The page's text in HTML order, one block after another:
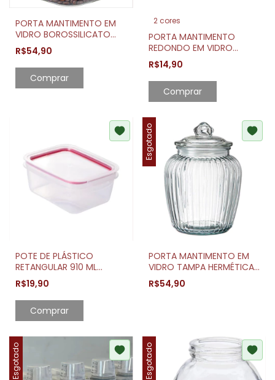
PORTA MANTIMENTO EM
VIDRO BOROSSILICATO
COM TAMPA E COLHER EM
BAMBU 1,1 LITROS
R$54,90
Comprar
2 cores
PORTA MANTIMENTO
REDONDO EM VIDRO
BOROSSILICATO COM
TAMPA 150ML
R$14,90
Comprar
POTE DE PLÁSTICO
RETANGULAR 910 ML
HERMÉTICO TRAVA MAIS
INCOLOR / VERMELHO
R$19,90
Comprar
Esgotado
PORTA MANTIMENTO EM
VIDRO TAMPA HERMÉTICA
1920ML
R$54,90
Esgotado Esgotado